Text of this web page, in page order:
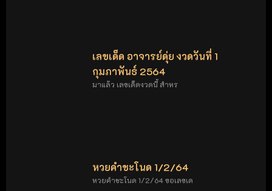
เลขเด็ด อาจารย์ดุ่ย งวดวันที่ 1
กุมภาพันธ์ 2564
มาแล้ว เลขเด็ดงวดนี้ สำหร
หวยคำชะโนด 1/2/64
หวยคำชะโนด 1/2/64 ขอเลขเด